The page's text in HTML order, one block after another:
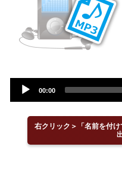
Audio
Player
00:00
右クリック＞「名前を付